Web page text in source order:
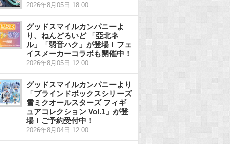
2026年8月05日 18:00
グッドスマイルカンパニーよ
り、ねんどろいど 「亞北ネ
ル」「弱音ハク」が登場！フェ
イスメーカーコラボも開催中！
2026年8月05日 12:00
グッドスマイルカンパニーより
「ブラインドボックスシリーズ
雪ミクオールスターズ フィギ
ュアコレクション Vol.1」が登
場！ご予約受付中！
2026年8月04日 12:00